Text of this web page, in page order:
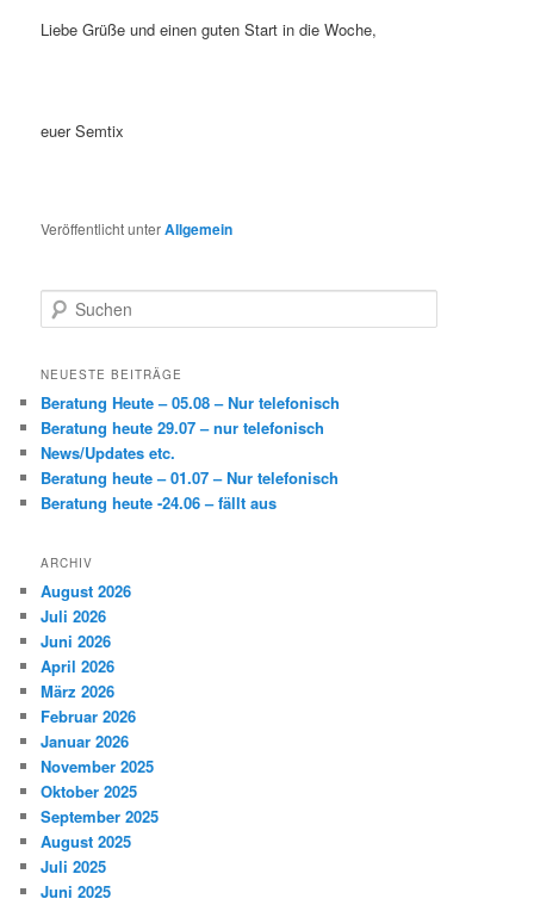
Liebe Grüße und einen guten Start in die Woche,
euer Semtix
Veröffentlicht unterAllgemein
u
h
n
NEUESTE BEITRÄGE
Beratung Heute – 05.08 – Nur telefonisch
Beratung heute 29.07 – nur telefonisch
News/Updates etc.
Beratung heute – 01.07 – Nur telefonisch
Beratung heute -24.06 – fällt aus
ARCHIV
August 2026
Juli 2026
Juni 2026
April 2026
März 2026
Februar 2026
Januar 2026
November 2025
Oktober 2025
September 2025
August 2025
Juli 2025
Juni 2025